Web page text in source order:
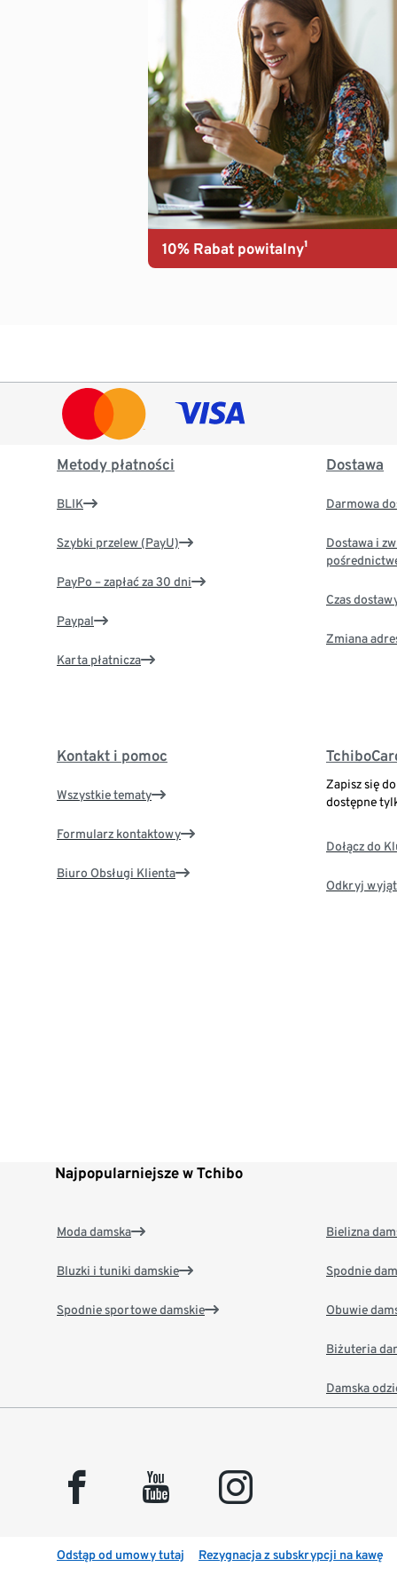
10% Rabat powitalny¹
Metody płatności
BLIK
Szybki przelew (PayU)
PayPo – zapłać za 30 dni
Paypal
Karta płatnicza
Dostawa
Darmowa
Dostawa i
Czas
Zmiana
Kontakt i pomoc
Wszystkie tematy
Formularz kontaktowy
Biuro Obsługi Klienta
Zapisz się
dostępne
Dołącz do
Odkryj
Najpopularniejsze w Tchibo
Moda damska
Bluzki i tuniki damskie
Spodnie sportowe damskie
Bielizna
Spodnie
Obuwie
Biżuteria
Damska
facebook youtube instagram
Odstąp od umowy tutaj Rezygnacja z subskrypcji na kawę